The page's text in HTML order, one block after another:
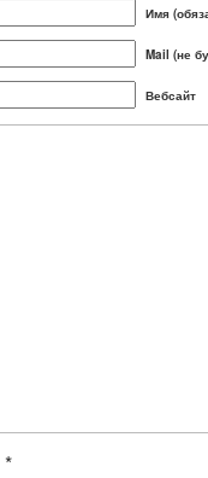
Имя
Mail (не
Вебсайт
*